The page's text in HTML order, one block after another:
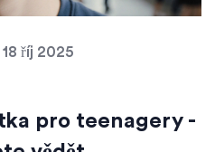
18 říj 2025
pro teenagery -